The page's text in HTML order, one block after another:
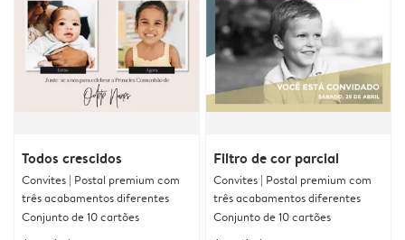
Todos crescidos
Convites | Postal premium com
três acabamentos diferentes
Conjunto de 10 cartões
Filtro de cor parcial
Convites | Postal premium com
três acabamentos diferentes
Conjunto de 10 cartões